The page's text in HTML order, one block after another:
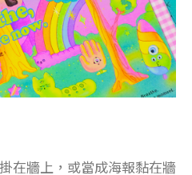
在牆上，或當成海報黏在牆